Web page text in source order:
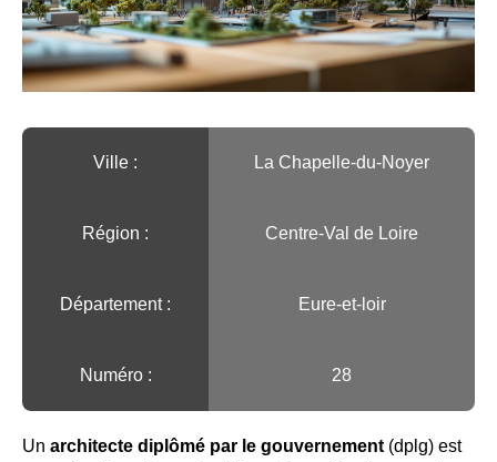
Ville :️ La Chapelle-du-Noyer
Région :️ Centre-Val de Loire
Département : Eure-et-loir
Numéro : 28
Un architecte diplômé par le gouvernement (dplg) est